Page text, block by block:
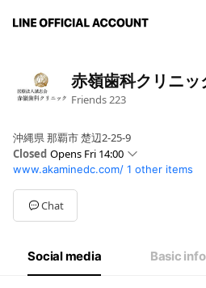
赤嶺歯科クリニッ
Friends 223
沖縄県 那覇市 楚辺2-25-9
Closed Opens Fri 14:00
SunClosed
Mon09:30 - 12:30,14:00 - 18:30
Tue09:30 - 12:30,14:00 - 18:30
Wed09:30 - 12:30,14:00 - 18:30
09:30 - 12:30,14:00 - 18:30
09:00 - 17:00
※祝日のある週の木曜日は9:00～13:00ま
www.akaminedc.com/ 1 other items
Chat
Social media Basic info